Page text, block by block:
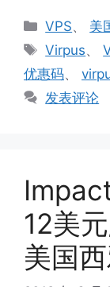
分
类
VPS、 美
标
签
Virpus、
优惠码、
发表评论
12美
美国